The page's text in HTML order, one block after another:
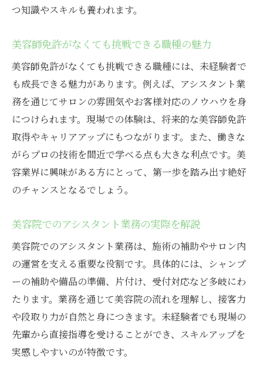
つ知識やスキルも養われます。
美容師免許がなくても挑戦できる職種の魅力
美容師免許がなくても挑戦できる職種には、未経験者で
も成長できる魅力があります。例えば、アシスタント業
務を通じてサロンの雰囲気やお客様対応のノウハウを身
につけられます。現場での体験は、将来的な美容師免許
取得やキャリアアップにもつながります。また、働きな
がらプロの技術を間近で学べる点も大きな利点です。美
容業界に興味がある方にとって、第一歩を踏み出す絶好
のチャンスとなるでしょう。
美容院でのアシスタント業務の実際を解説
美容院でのアシスタント業務は、施術の補助やサロン内
の運営を支える重要な役割です。具体的には、シャンプ
ーの補助や備品の準備、片付け、受付対応など多岐にわ
たります。業務を通じて美容院の流れを理解し、接客力
や段取り力が自然と身につきます。未経験者でも現場の
先輩から直接指導を受けることができ、スキルアップを
実感しやすいのが特徴です。